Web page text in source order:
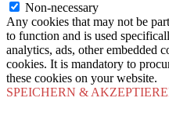
Non-necessary
Any cookies that may not be
to function and is used
analytics, ads, other embedded
cookies. It is mandatory to
these cookies on your website.
SPEICHERN &